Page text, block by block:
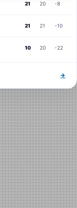
21 20 -8
21 21 -10
10 20 -22
→